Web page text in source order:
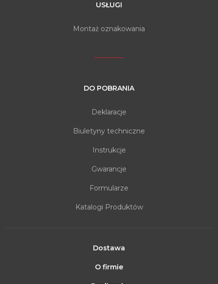
USŁUGI
Montaż oznakowania
DO POBRANIA
Deklaracje
Biuletyny techniczne
Instrukcje
Gwarancje
Formularze
Katalogi Produktów
Dostawa
O firmie